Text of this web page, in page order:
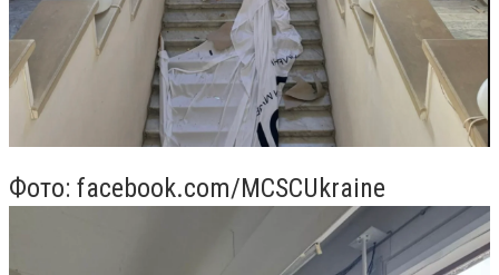
Фото: facebook.com/MCSCUkraine